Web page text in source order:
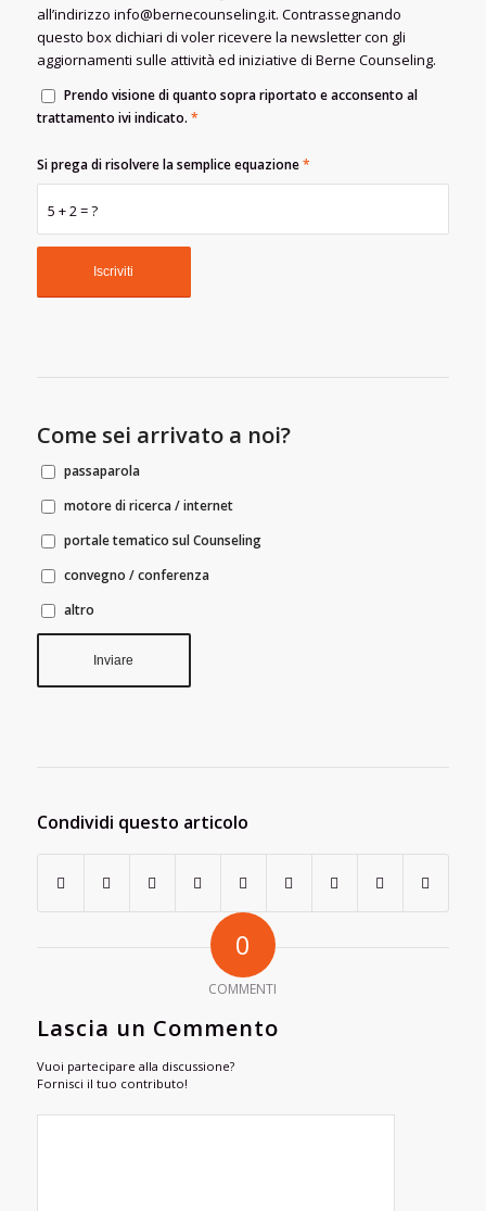
all’indirizzo info@bernecounseling.it. Contrassegnando
questo box dichiari di voler ricevere la newsletter con gli
aggiornamenti sulle attività ed iniziative di Berne Counseling.
Prendo visione di quanto sopra riportato e acconsento al
trattamento ivi indicato. *
5 + 2 = ?
Si prega di risolvere la semplice equazione*
Come sei arrivato a noi?
passaparola
motore di ricerca / internet
portale tematico sul Counseling
convegno / conferenza
altro
Condividi questo articolo
0
COMMENTI
Lascia un Commento
Vuoi partecipare alla discussione?
Fornisci il tuo contributo!